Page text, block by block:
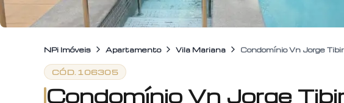
NPi Imóveis Apartamento Vila Mariana Condomínio Vn Jorge
CÓD. 106305
Condomínio Vn Jorge